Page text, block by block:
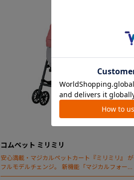
コムペット ミリミリ
安心満載・マジカルペットカート『ミリミリ』 が
フルモデルチェンジ。 新機能「マジカルフォール
ディング」搭載